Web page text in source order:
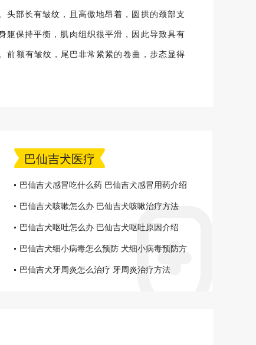
部长有皱纹，且高傲地昂着，圆拱的颈部支
躯保持平衡，肌肉组织很平滑，因此导致具有
前额有皱纹，尾巴非常紧紧的卷曲，步态显得
巴仙吉犬医疗
巴仙吉犬感冒吃什么药 巴仙吉犬感冒用药介绍
巴仙吉犬咳嗽怎么办 巴仙吉犬咳嗽治疗方法
巴仙吉犬呕吐怎么办 巴仙吉犬呕吐原因介绍
巴仙吉犬细小病毒怎么预防 犬细小病毒预防方
法巴仙吉犬牙周炎怎么治疗 牙周炎治疗方法